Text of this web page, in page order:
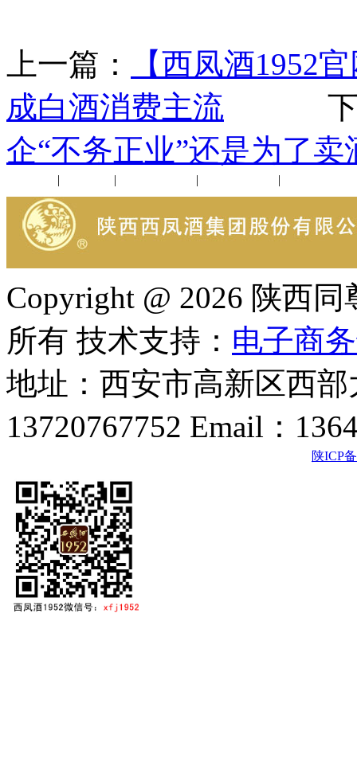
上一篇：
【西凤酒1952
成白酒消费主流 下一
企“不务正业”还是为了卖
| | | |
Copyright @ 2026 陕西
所有 技术支持： 电子商
地址：西安市高新区西
13720767752 Email：
陕ICP